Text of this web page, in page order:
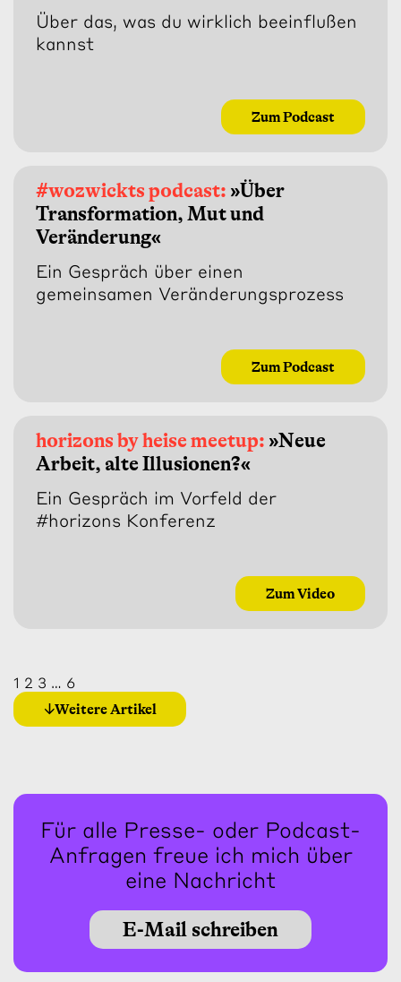
Über das, was du wirklich beeinflußen
kannst
Zum Podcast
#wozwickts podcast: »Über
Transformation, Mut und
Veränderung«
Ein Gespräch über einen
gemeinsamen Veränderungsprozess
Zum Podcast
horizons by heise meetup: »Neue
Arbeit, alte Illusionen?«
Ein Gespräch im Vorfeld der
#horizons Konferenz
Zum Video
1 2 3 … 6
Weitere Artikel
Für alle Presse- oder Podcast-
Anfragen freue ich mich über
eine Nachricht
E-Mail schreiben